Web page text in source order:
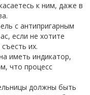
к ним, даже в
с антипригарным
если не хотите
их.
иметь индикатор,
что процесс
должны быть